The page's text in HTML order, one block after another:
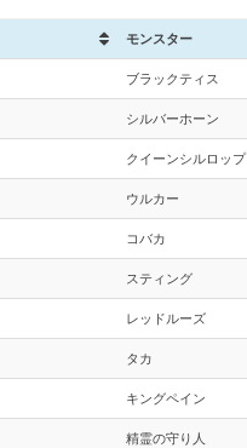
モンスター
ブラックティス
シルバーホーン
クイーンシルロップ
ウルカー
コバカ
スティング
レッドルーズ
タカ
キングペイン
精霊の守り人